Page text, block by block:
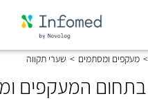
> מעקפים ומסתמים > שערי תקווה
בתחום המעקפים